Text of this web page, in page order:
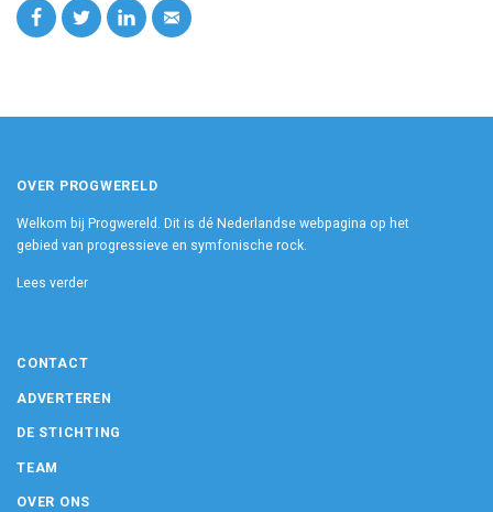
OVER PROGWERELD
Welkom bij Progwereld. Dit is dé Nederlandse webpagina op het
gebied van progressieve en symfonische rock.
Lees verder
CONTACT
ADVERTEREN
DE STICHTING
TEAM
OVER ONS